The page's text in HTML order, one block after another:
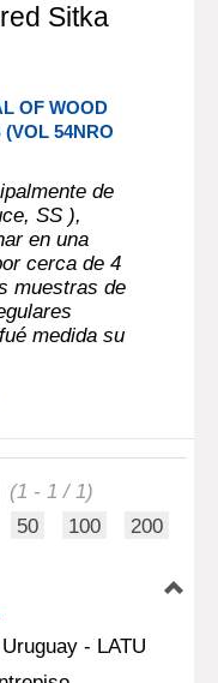
Sitka
OF WOOD
54NRO
de
SS ),
en una
cerca de 4
muestras de
medida su
(1 - 1 / 1)
50 100 200
- LATU